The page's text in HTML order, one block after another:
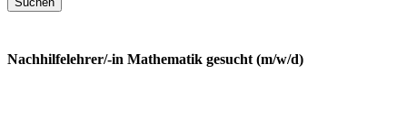
Nachhilfelehrer/-in Mathematik gesucht (m/w/d)